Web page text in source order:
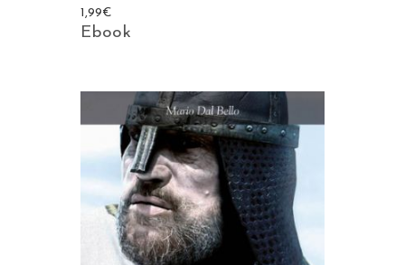
1,99€
Ebook